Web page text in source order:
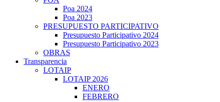
Poa 2024
Poa 2023
PRESUPUESTO PARTICIPATIVO
Presupuesto Participativo 2024
Presupuesto Participativo 2023
OBRAS
Transparencia
LOTAIP
LOTAIP 2026
ENERO
FEBRERO